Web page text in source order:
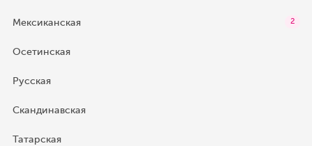
Мексиканская 2
Осетинская
Русская
Скандинавская
Татарская